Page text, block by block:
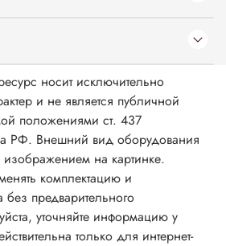
носит исключительно
и не является публичной
положениями ст. 437
РФ. Внешний вид оборудования
на картинке.
комплектацию и
без предварительного
уточняйте информацию у
только для интернет-